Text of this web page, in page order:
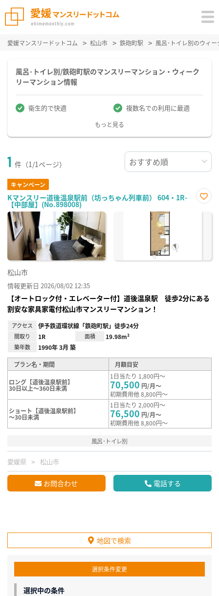
愛媛マンスリードットコム 松山市 鉄砲町駅 風呂･トイレ別のウィ
風呂･トイレ別/鉄砲町駅のマンスリーマンション・ウィーク
リーマンション情報
衛生的で快適 複数名での利用に最適
もっと見る
1 件（1/1ページ）
キャンペーン
Kマンスリー道後温泉駅前（坊っちゃん列車前） 604・1R-
【中部屋】(No.898008)
に入
松山市
情報更新日 2026/08/02 12:35
【オートロック付・エレベーター付】道後温泉駅 徒歩2分にある
割安な家具家電付松山市マンスリーマンション！
アクセス 伊予鉄道環状線「鉄砲町駅」徒歩24分
間取り 1R 面積 19.98m²
築年数 1990年 3月 築
プラン名・期間 月額目安
ロング【道後温泉駅前】
30日以上～360日未満
1日当たり 1,800円～
70,500 円/月～
初期費用他 8,800円～
ショート【道後温泉駅前】
～30日未満
1日当たり 2,000円～
76,500 円/月～
初期費用他 8,800円～
風呂･トイレ別
愛媛県 松山市
お問合わせ 電話する
地図で検索
選択条件変更
選択中の条件